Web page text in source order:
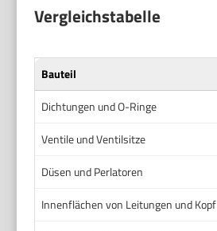
Vergleichstabelle
Bauteil
Dichtungen und O-Ringe
Ventile und Ventilsitze
Düsen und Perlatoren
Innenflächen von Leitungen und Kopf